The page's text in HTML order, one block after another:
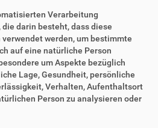
Verarbeitung
darin besteht, dass diese
werden, um bestimmte
auf eine natürliche Person
um Aspekte bezüglich
Lage, Gesundheit, persönliche
Verhalten, Aufenthaltsort
Person zu analysieren oder